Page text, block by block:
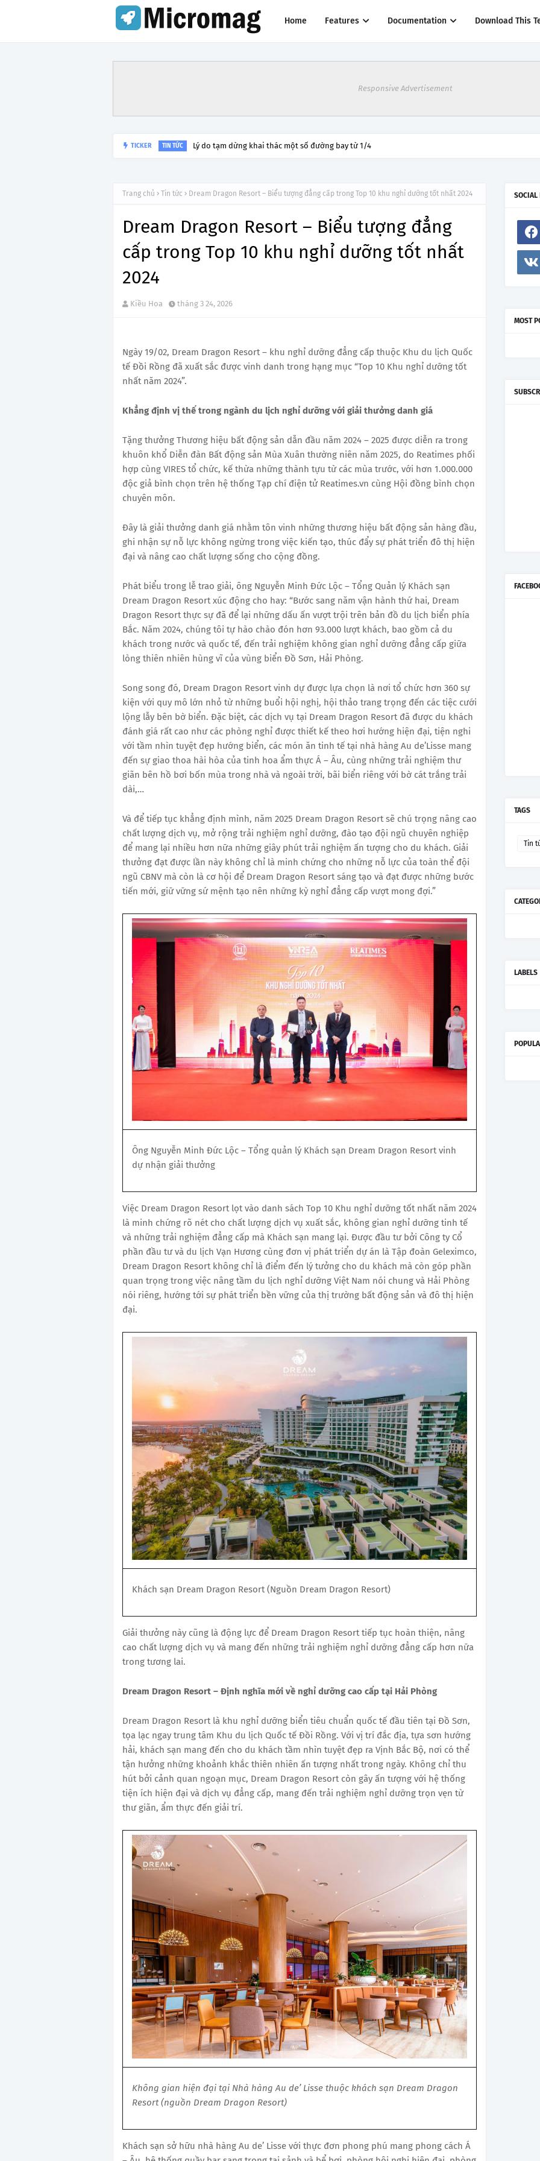
Home Features Documentation Download This
Responsive Advertisement
TICKER TIN TỨC Lý do tạm dừng khai thác một số đường bay từ 1/4
Trang chủ Tin tức Dream Dragon Resort – Biểu tượng đẳng cấp trong Top 10 khu nghỉ dưỡng tốt nhất 2024
Dream Dragon Resort – Biểu tượng đẳng
cấp trong Top 10 khu nghỉ dưỡng tốt nhất
2024
Kiều Hoa tháng 3 24, 2026
Ngày 19/02, Dream Dragon Resort – khu nghỉ dưỡng đẳng cấp thuộc Khu du lịch Quốc
tế Đồi Rồng đã xuất sắc được vinh danh trong hạng mục “Top 10 Khu nghỉ dưỡng tốt
nhất năm 2024”.
Khẳng định vị thế trong ngành du lịch nghỉ dưỡng với giải thưởng danh giá
Tặng thưởng Thương hiệu bất động sản dẫn đầu năm 2024 – 2025 được diễn ra trong
khuôn khổ Diễn đàn Bất động sản Mùa Xuân thường niên năm 2025, do Reatimes phối
hợp cùng VIRES tổ chức, kế thừa những thành tựu từ các mùa trước, với hơn 1.000.000
độc giả bình chọn trên hệ thống Tạp chí điện tử Reatimes.vn cùng Hội đồng bình chọn
chuyên môn.
Đây là giải thưởng danh giá nhằm tôn vinh những thương hiệu bất động sản hàng đầu,
ghi nhận sự nỗ lực không ngừng trong việc kiến tạo, thúc đẩy sự phát triển đô thị hiện
đại và nâng cao chất lượng sống cho cộng đồng.
Phát biểu trong lễ trao giải, ông Nguyễn Minh Đức Lộc – Tổng Quản lý Khách sạn
Dream Dragon Resort xúc động cho hay: “Bước sang năm vận hành thứ hai, Dream
Dragon Resort thực sự đã để lại những dấu ấn vượt trội trên bản đồ du lịch biển phía
Bắc. Năm 2024, chúng tôi tự hào chào đón hơn 93.000 lượt khách, bao gồm cả du
khách trong nước và quốc tế, đến trải nghiệm không gian nghỉ dưỡng đẳng cấp giữa
lòng thiên nhiên hùng vĩ của vùng biển Đồ Sơn, Hải Phòng.
Song song đó, Dream Dragon Resort vinh dự được lựa chọn là nơi tổ chức hơn 360 sự
kiện với quy mô lớn nhỏ từ những buổi hội nghị, hội thảo trang trọng đến các tiệc cưới
lộng lẫy bên bờ biển. Đặc biệt, các dịch vụ tại Dream Dragon Resort đã được du khách
đánh giá rất cao như các phòng nghỉ được thiết kế theo hơi hướng hiện đại, tiện nghi
với tầm nhìn tuyệt đẹp hướng biển, các món ăn tinh tế tại nhà hàng Au de’Lisse mang
đến sự giao thoa hài hòa của tinh hoa ẩm thực Á – Âu, cùng những trải nghiệm thư
giãn bên hồ bơi bốn mùa trong nhà và ngoài trời, bãi biển riêng với bờ cát trắng trải
dài,…
Và để tiếp tục khẳng định mình, năm 2025 Dream Dragon Resort sẽ chú trọng nâng cao
chất lượng dịch vụ, mở rộng trải nghiệm nghỉ dưỡng, đào tạo đội ngũ chuyên nghiệp
để mang lại nhiều hơn nữa những giây phút trải nghiệm ấn tượng cho du khách. Giải
thưởng đạt được lần này không chỉ là minh chứng cho những nỗ lực của toàn thể đội
ngũ CBNV mà còn là cơ hội để Dream Dragon Resort sáng tạo và đạt được những bước
tiến mới, giữ vững sứ mệnh tạo nên những kỳ nghỉ đẳng cấp vượt mong đợi.”
Ông Nguyễn Minh Đức Lộc – Tổng quản lý Khách sạn Dream Dragon Resort vinh
dự nhận giải thưởng
Việc Dream Dragon Resort lọt vào danh sách Top 10 Khu nghỉ dưỡng tốt nhất năm 2024
là minh chứng rõ nét cho chất lượng dịch vụ xuất sắc, không gian nghỉ dưỡng tinh tế
và những trải nghiệm đẳng cấp mà Khách sạn mang lại. Được đầu tư bởi Công ty Cổ
phần đầu tư và du lịch Vạn Hương cùng đơn vị phát triển dự án là Tập đoàn Geleximco,
Dream Dragon Resort không chỉ là điểm đến lý tưởng cho du khách mà còn góp phần
quan trọng trong việc nâng tầm du lịch nghỉ dưỡng Việt Nam nói chung và Hải Phòng
nói riêng, hướng tới sự phát triển bền vững của thị trường bất động sản và đô thị hiện
đại.
Khách sạn Dream Dragon Resort (Nguồn Dream Dragon Resort)
Giải thưởng này cũng là động lực để Dream Dragon Resort tiếp tục hoàn thiện, nâng
cao chất lượng dịch vụ và mang đến những trải nghiệm nghỉ dưỡng đẳng cấp hơn nữa
trong tương lai.
Dream Dragon Resort – Định nghĩa mới về nghỉ dưỡng cao cấp tại Hải Phòng
Dream Dragon Resort là khu nghỉ dưỡng biển tiêu chuẩn quốc tế đầu tiên tại Đồ Sơn,
tọa lạc ngay trung tâm Khu du lịch Quốc tế Đồi Rồng. Với vị trí đắc địa, tựa sơn hướng
hải, khách sạn mang đến cho du khách tầm nhìn tuyệt đẹp ra Vịnh Bắc Bộ, nơi có thể
tận hưởng những khoảnh khắc thiên nhiên ấn tượng nhất trong ngày. Không chỉ thu
hút bởi cảnh quan ngoạn mục, Dream Dragon Resort còn gây ấn tượng với hệ thống
tiện ích hiện đại và dịch vụ đẳng cấp, mang đến trải nghiệm nghỉ dưỡng trọn vẹn từ
thư giãn, ẩm thực đến giải trí.
Không gian hiện đại tại Nhà hàng Au de’ Lisse thuộc khách sạn Dream Dragon
Resort (nguồn Dream Dragon Resort)
Khách sạn sở hữu nhà hàng Au de’ Lisse với thực đơn phong phú mang phong cách Á
SOCIAL
MOST
TAGS
Tin
LABELS